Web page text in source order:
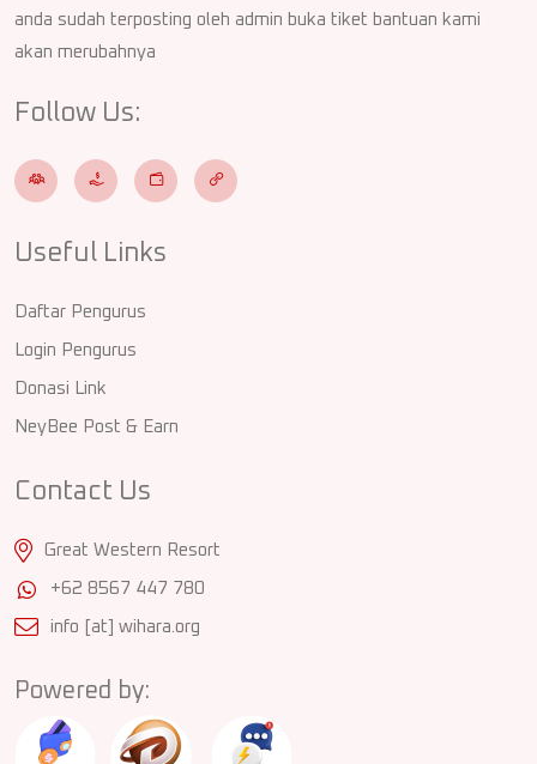
anda sudah terposting oleh admin buka tiket bantuan kami
akan merubahnya
Follow Us:
Useful Links
Daftar Pengurus
Login Pengurus
Donasi Link
NeyBee Post & Earn
Contact Us
Great Western Resort
+62 8567 447 780
info [at] wihara.org
Powered by: